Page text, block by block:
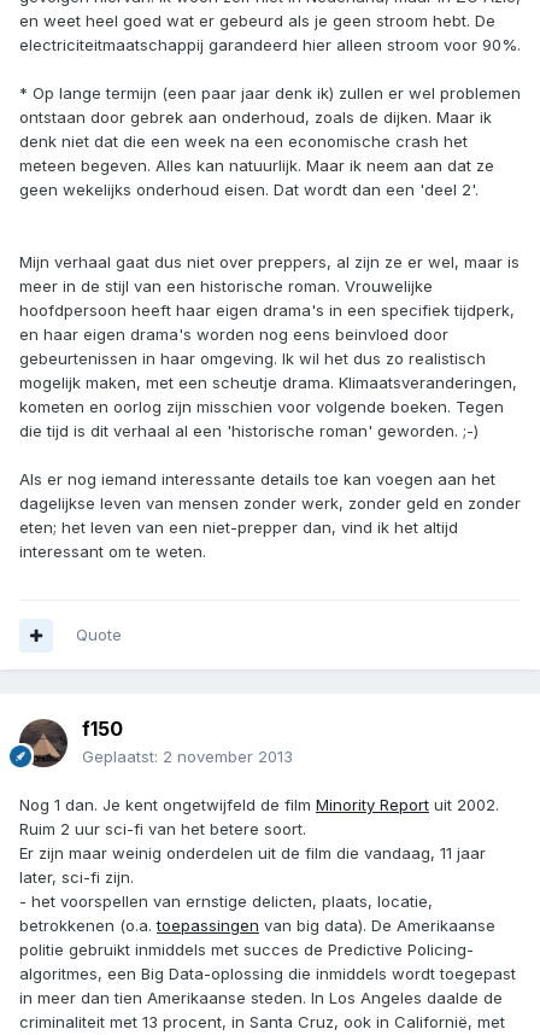
en weet heel goed wat er gebeurd als je geen stroom hebt. De
electriciteitmaatschappij garandeerd hier alleen stroom voor 90%.
* Op lange termijn (een paar jaar denk ik) zullen er wel problemen
ontstaan door gebrek aan onderhoud, zoals de dijken. Maar ik
denk niet dat die een week na een economische crash het
meteen begeven. Alles kan natuurlijk. Maar ik neem aan dat ze
geen wekelijks onderhoud eisen. Dat wordt dan een 'deel 2'.
Mijn verhaal gaat dus niet over preppers, al zijn ze er wel, maar is
meer in de stijl van een historische roman. Vrouwelijke
hoofdpersoon heeft haar eigen drama's in een specifiek tijdperk,
en haar eigen drama's worden nog eens beinvloed door
gebeurtenissen in haar omgeving. Ik wil het dus zo realistisch
mogelijk maken, met een scheutje drama. Klimaatsveranderingen,
kometen en oorlog zijn misschien voor volgende boeken. Tegen
die tijd is dit verhaal al een 'historische roman' geworden. ;-)
Als er nog iemand interessante details toe kan voegen aan het
dagelijkse leven van mensen zonder werk, zonder geld en zonder
eten; het leven van een niet-prepper dan, vind ik het altijd
interessant om te weten.
Quote
f150
Geplaatst: 2 november 2013
Nog 1 dan. Je kent ongetwijfeld de film Minority Report uit 2002.
Ruim 2 uur sci-fi van het betere soort.
Er zijn maar weinig onderdelen uit de film die vandaag, 11 jaar
later, sci-fi zijn.
- het voorspellen van ernstige delicten, plaats, locatie,
betrokkenen (o.a.toepassingen van big data). De Amerikaanse
politie gebruikt inmiddels met succes de Predictive Policing-
algoritmes, een Big Data-oplossing die inmiddels wordt toegepast
in meer dan tien Amerikaanse steden. In Los Angeles daalde de
criminaliteit met 13 procent, in Santa Cruz, ook in Californië, met